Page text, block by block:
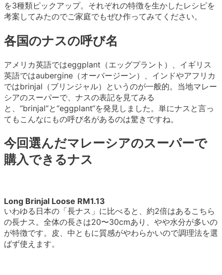
を3種類ピックアップ。それぞれの特徴を生かしたレシピを
考案してみたのでご家庭でもぜひ作ってみてください。
各国のナスの呼び名
アメリカ英語ではeggplant（エッグプラント）、イギリス
英語ではaubergine（オーバージーン）、インドやアフリカ
ではbrinjal（ブリンジャル）というのが一般的。当地マレー
シアのスーパーで、ナスの表記を見てみる
と、“brinjal“と“eggplant“を発見しました。単にナスと言っ
てもこんなにもの呼び名があるのは驚きですね。
今回選んだマレーシアのスーパーで
購入できるナス
Long Brinjal Loose RM1.13
いわゆる日本の「長ナス」に比べると、約2倍はあるこちら
の長ナス。全体の長さは20〜30cmあり、やや水分が多いの
が特徴です。皮、中ともに質感がやわらかいので調理法を選
ばず使えます。